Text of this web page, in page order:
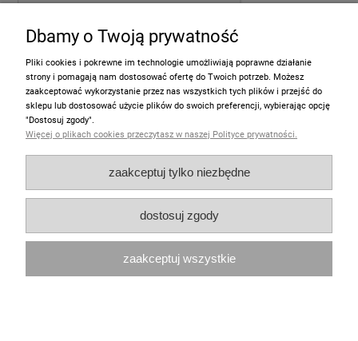
Informacje
Moje konto
Polecamy
Dbamy o Twoją prywatność
Pliki cookies i pokrewne im technologie umożliwiają poprawne działanie
strony i pomagają nam dostosować ofertę do Twoich potrzeb. Możesz
zaakceptować wykorzystanie przez nas wszystkich tych plików i przejść do
sklepu lub dostosować użycie plików do swoich preferencji, wybierając opcję
"Dostosuj zgody".
Więcej o plikach cookies przeczytasz w naszej Polityce prywatności.
zaakceptuj tylko niezbędne
dostosuj zgody
zaakceptuj wszystkie